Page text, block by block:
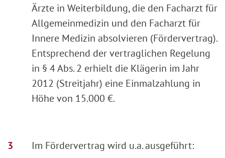
Ärzte in Weiterbildung, die den Facharzt für
Allgemeinmedizin und den Facharzt für
Innere Medizin absolvieren (Fördervertrag).
Entsprechend der vertraglichen Regelung
in § 4 Abs. 2 erhielt die Klägerin im Jahr
2012 (Streitjahr) eine Einmalzahlung in
Höhe von 15.000 €.
Im Fördervertrag wird u.a. ausgeführt: